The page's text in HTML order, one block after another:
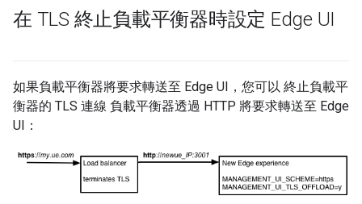
在 TLS 終止負載平衡器時設定 Edge UI
如果負載平衡器將要求轉送至 Edge UI，您可以 終止負載平
衡器的 TLS 連線 負載平衡器透過 HTTP 將要求轉送至 Edge
UI：